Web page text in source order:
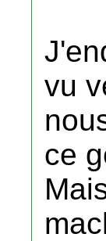
vu
ce